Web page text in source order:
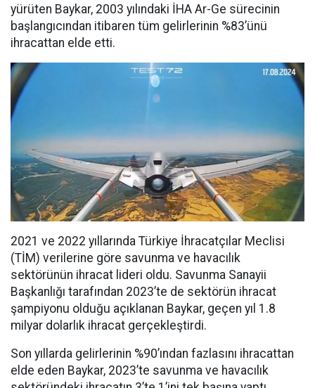
yürüten Baykar, 2003 yılındaki İHA Ar-Ge sürecinin
başlangıcından itibaren tüm gelirlerinin %83’ünü
ihracattan elde etti.
2021 ve 2022 yıllarında Türkiye İhracatçılar Meclisi
(TİM) verilerine göre savunma ve havacılık
sektörünün ihracat lideri oldu. Savunma Sanayii
Başkanlığı tarafından 2023’te de sektörün ihracat
şampiyonu olduğu açıklanan Baykar, geçen yıl 1.8
milyar dolarlık ihracat gerçekleştirdi.
Son yıllarda gelirlerinin %90’ından fazlasını ihracattan
elde eden Baykar, 2023’te savunma ve havacılık